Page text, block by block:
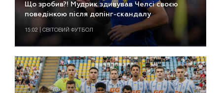
Що зробив?! Мудрик здивував Челсі своєю
поведінкою після допінг-скандалу
15:02 | СВІТОВИЙ ФУТБОЛ